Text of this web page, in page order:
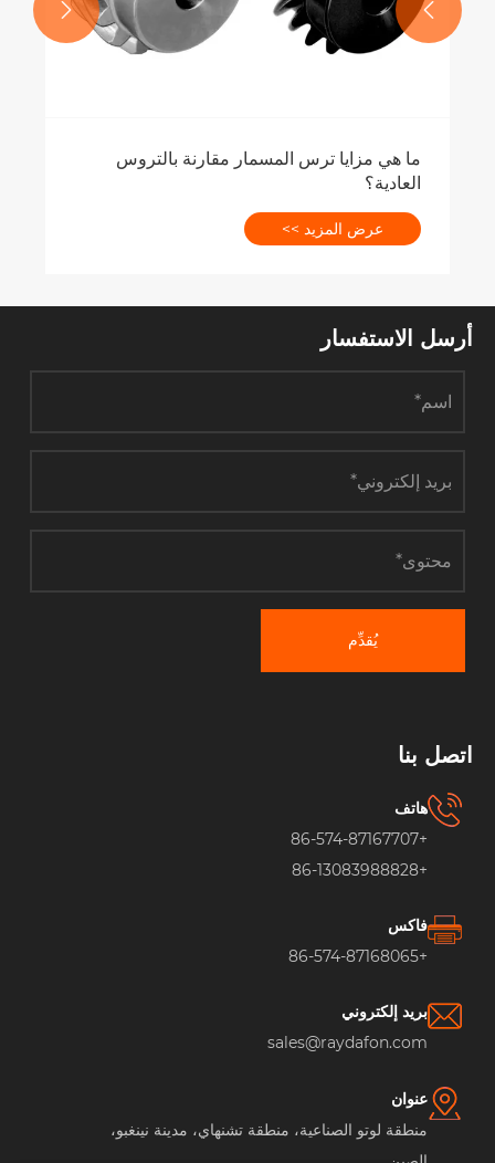
مقارنة بالتروس


أرسل الاستفسار
يُقدِّم
اتصل بنا
هاتف
+86-574-87167707
+86-13083988828
فاكس
+86-574-87168065
بريد إلكتروني
sales@raydafon.com
عنوان
منطقة لوتو الصناعية، منطقة تشنهاي، مدينة نينغبو،